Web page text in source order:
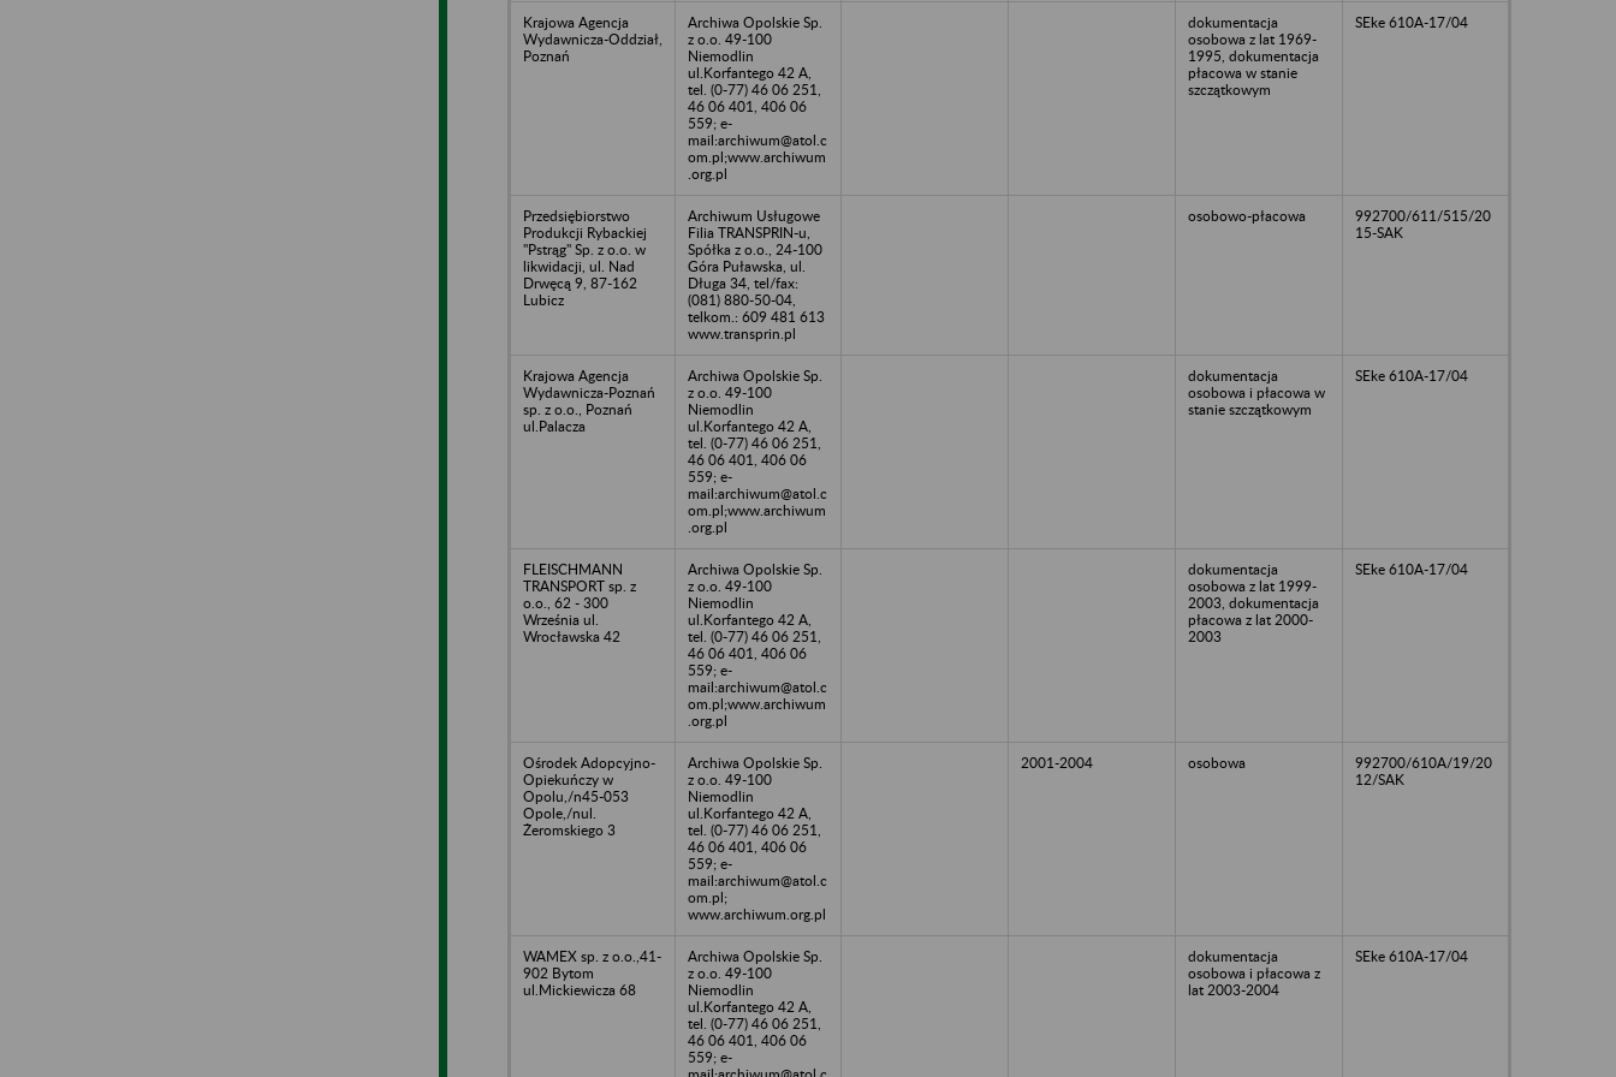
Krajowa Agencja
Wydawnicza-Oddział,
Poznań
Archiwa Opolskie Sp.
z o.o. 49-100
Niemodlin
ul.Korfantego 42 A,
tel. (0-77) 46 06 251,
46 06 401, 406 06
559; e-
mail:archiwum@atol.c
om.pl;www.archiwum
.org.pl
dokumentacja
osobowa z lat 1969-
1995, dokumentacja
płacowa w stanie
szczątkowym
SEke 610A-17/04
Przedsiębiorstwo
Produkcji Rybackiej
"Pstrąg" Sp. z o.o. w
likwidacji, ul. Nad
Drwęcą 9, 87-162
Lubicz
Archiwum Usługowe
Filia TRANSPRIN-u,
Spółka z o.o., 24-100
Góra Puławska, ul.
Długa 34, tel/fax:
(081) 880-50-04,
telkom.: 609 481 613
www.transprin.pl
osobowo-płacowa
992700/611/515/20
15-SAK
Krajowa Agencja
Wydawnicza-Poznań
sp. z o.o., Poznań
ul.Palacza
Archiwa Opolskie Sp.
z o.o. 49-100
Niemodlin
ul.Korfantego 42 A,
tel. (0-77) 46 06 251,
46 06 401, 406 06
559; e-
mail:archiwum@atol.c
om.pl;www.archiwum
.org.pl
dokumentacja
osobowa i płacowa w
stanie szczątkowym
SEke 610A-17/04
FLEISCHMANN
TRANSPORT sp. z
o.o., 62 - 300
Września ul.
Wrocławska 42
Archiwa Opolskie Sp.
z o.o. 49-100
Niemodlin
ul.Korfantego 42 A,
tel. (0-77) 46 06 251,
46 06 401, 406 06
559; e-
mail:archiwum@atol.c
om.pl;www.archiwum
.org.pl
dokumentacja
osobowa z lat 1999-
2003, dokumentacja
płacowa z lat 2000-
2003
SEke 610A-17/04
Ośrodek Adopcyjno-
Opiekuńczy w
Opolu,/n45-053
Opole,/nul.
Żeromskiego 3
Archiwa Opolskie Sp.
z o.o. 49-100
Niemodlin
ul.Korfantego 42 A,
tel. (0-77) 46 06 251,
46 06 401, 406 06
559; e-
mail:archiwum@atol.c
om.pl;
www.archiwum.org.pl
2001-2004 osobowa
992700/610A/19/20
12/SAK
WAMEX sp. z o.o.,41-
902 Bytom
ul.Mickiewicza 68
Archiwa Opolskie Sp.
z o.o. 49-100
Niemodlin
ul.Korfantego 42 A,
tel. (0-77) 46 06 251,
46 06 401, 406 06
559; e-
dokumentacja
osobowa i płacowa z
lat 2003-2004
SEke 610A-17/04